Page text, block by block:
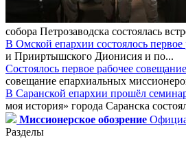
собора Петрозаводска состоялась
В Омской епархии состоялось
и Прииртышского Дионисия и по...
Состоялось первое рабочее
совещание епархиальных
В Саранской епархии прошёл
моя история» города Саранска
Миссионерское обозрение
Разделы